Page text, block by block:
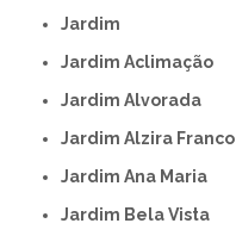
Jardim
Jardim Aclimação
Jardim Alvorada
Jardim Alzira Franco
Jardim Ana Maria
Jardim Bela Vista